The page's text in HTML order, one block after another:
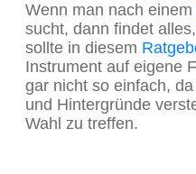
Wenn man nach einem
sucht, dann findet
sollte in diesem
Instrument auf eigene
gar nicht so einfach,
und Hintergründe
Wahl zu treffen.